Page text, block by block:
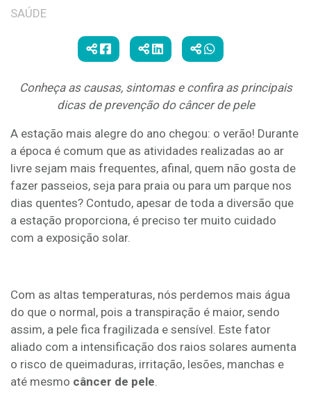
SAÚDE
Conheça as causas, sintomas e confira as principais
dicas de prevenção do câncer de pele
A estação mais alegre do ano chegou: o verão! Durante
a época é comum que as atividades realizadas ao ar
livre sejam mais frequentes, afinal, quem não gosta de
fazer passeios, seja para praia ou para um parque nos
dias quentes? Contudo, apesar de toda a diversão que
a estação proporciona, é preciso ter muito cuidado
com a exposição solar.
Com as altas temperaturas, nós perdemos mais água
do que o normal, pois a transpiração é maior, sendo
assim, a pele fica fragilizada e sensível. Este fator
aliado com a intensificação dos raios solares aumenta
o risco de queimaduras, irritação, lesões, manchas e
até mesmo câncer de pele.